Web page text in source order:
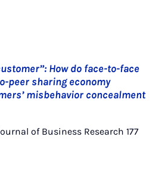
How do face-to-face
peer sharing economy
misbehavior concealment
of Business Research 177